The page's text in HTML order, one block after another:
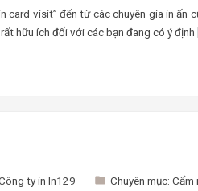
visit” đến từ các chuyên gia in ấn
hữu ích đối với các bạn đang có ý định
ty in In129 Chuyên mục: Cẩm